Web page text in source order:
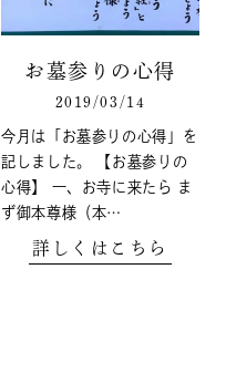
お墓参りの心得
2019/03/14
今月は「お墓参りの心得」を
記しました。 【お墓参りの
心得】 一、お寺に来たら ま
ず御本尊様（本…
詳しくはこちら